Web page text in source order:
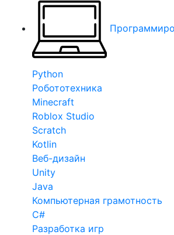
Python
Робототехника
Minecraft
Roblox Studio
Scratch
Kotlin
Веб-дизайн
Unity
Java
Компьютерная грамотность
C#
Разработка игр